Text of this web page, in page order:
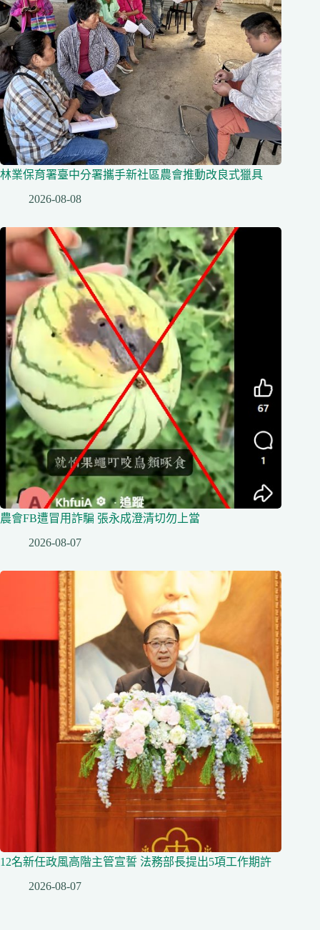
林業保育署臺中分署攜手新社區農會推動改良式獵具
2026-08-08
農會FB遭冒用詐騙 張永成澄清切勿上當
2026-08-07
12名新任政風高階主管宣誓 法務部長提出5項工作期許
2026-08-07